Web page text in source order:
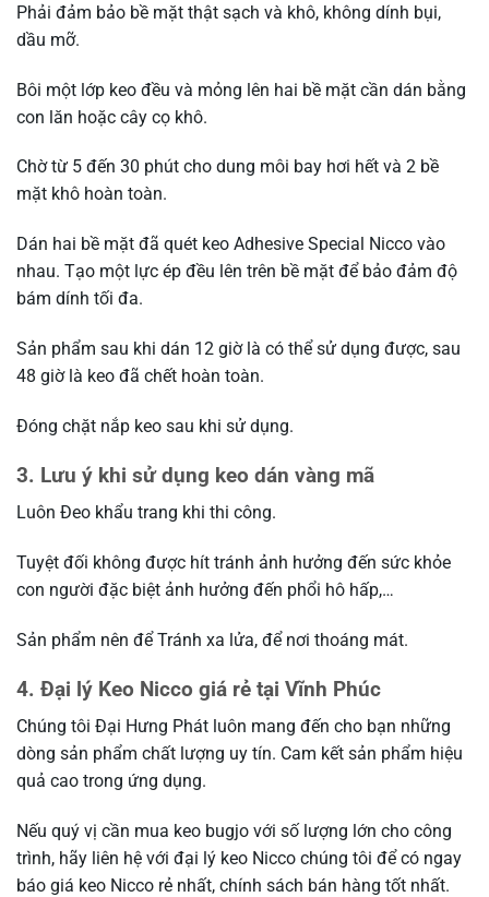
Phải đảm bảo bề mặt thật sạch và khô, không dính bụi,
dầu mỡ.
Bôi một lớp keo đều và mỏng lên hai bề mặt cần dán bằng
con lăn hoặc cây cọ khô.
Chờ từ 5 đến 30 phút cho dung môi bay hơi hết và 2 bề
mặt khô hoàn toàn.
Dán hai bề mặt đã quét keo Adhesive Special Nicco vào
nhau. Tạo một lực ép đều lên trên bề mặt để bảo đảm độ
bám dính tối đa.
Sản phẩm sau khi dán 12 giờ là có thể sử dụng được, sau
48 giờ là keo đã chết hoàn toàn.
Đóng chặt nắp keo sau khi sử dụng.
3. Lưu ý khi sử dụng keo dán vàng mã
Luôn Đeo khẩu trang khi thi công.
Tuyệt đối không được hít tránh ảnh hưởng đến sức khỏe
con người đặc biệt ảnh hưởng đến phổi hô hấp,…
Sản phẩm nên để Tránh xa lửa, để nơi thoáng mát.
4. Đại lý Keo Nicco giá rẻ tại Vĩnh Phúc
Chúng tôi Đại Hưng Phát luôn mang đến cho bạn những
dòng sản phẩm chất lượng uy tín. Cam kết sản phẩm hiệu
quả cao trong ứng dụng.
Nếu quý vị cần mua keo bugjo với số lượng lớn cho công
trình, hãy liên hệ với đại lý keo Nicco chúng tôi để có ngay
báo giá keo Nicco rẻ nhất, chính sách bán hàng tốt nhất.